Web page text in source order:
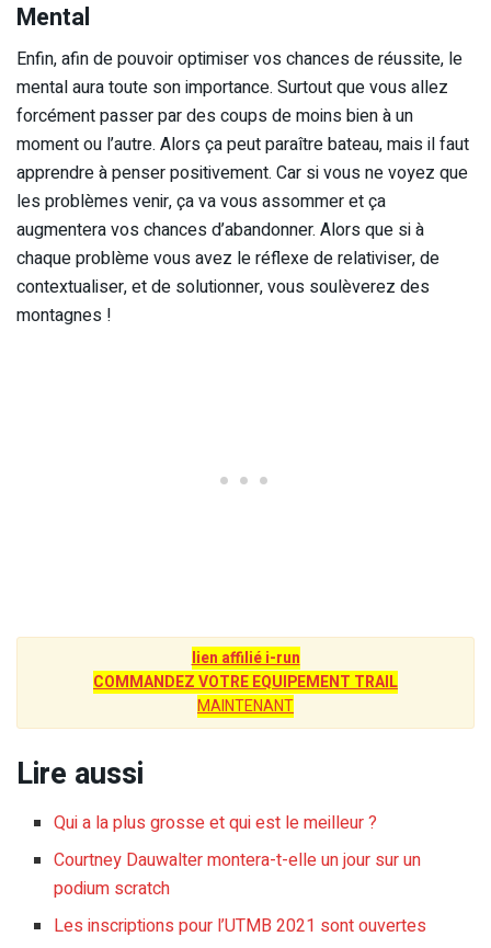
Mental
Enfin, afin de pouvoir optimiser vos chances de réussite, le
mental aura toute son importance. Surtout que vous allez
forcément passer par des coups de moins bien à un
moment ou l’autre. Alors ça peut paraître bateau, mais il faut
apprendre à penser positivement. Car si vous ne voyez que
les problèmes venir, ça va vous assommer et ça
augmentera vos chances d’abandonner. Alors que si à
chaque problème vous avez le réflexe de relativiser, de
contextualiser, et de solutionner, vous soulèverez des
montagnes !
lien affilié i-run
COMMANDEZ VOTRE EQUIPEMENT TRAIL
MAINTENANT
Lire aussi
Qui a la plus grosse et qui est le meilleur ?
Courtney Dauwalter montera-t-elle un jour sur un
podium scratch
Les inscriptions pour l’UTMB 2021 sont ouvertes